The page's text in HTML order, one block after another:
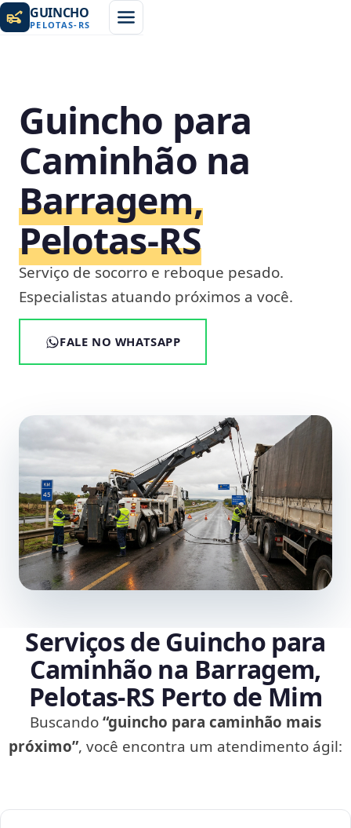
GUINCHO
PELOTAS- RS
Guincho para
Caminhão na
Barragem,
Pelotas‑RS
Serviço de socorro e reboque pesado.
Especialistas atuando próximos a você.
FALE NO WHATSAPP
Serviços de Guincho para
Caminhão na Barragem,
Pelotas‑RS Perto de Mim
Buscando“guincho para caminhão mais
próximo”, você encontra um atendimento ágil: